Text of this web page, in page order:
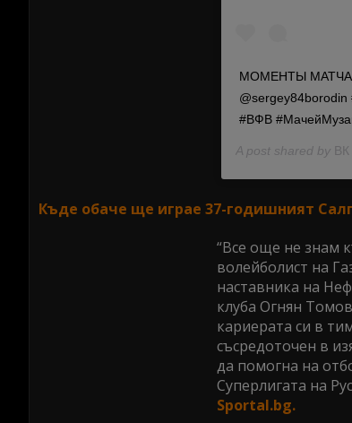
МОМЕНТЫ МАТЧА
#ВФВ
A post shared by ВК
Къде обаче ще играе 37-годишният
“Все още не знам
волейболист на
наставника на
клуба Огнян
кариерата си в
съсредоточен в
да помогна на
Суперлигата на
Sportal.bg.